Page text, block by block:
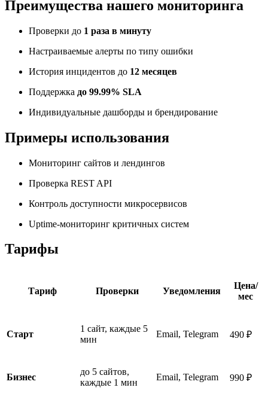
Преимущества нашего мониторинга
Проверки до 1 раза в минуту
Настраиваемые алерты по типу ошибки
История инцидентов до 12 месяцев
Поддержка до 99.99% SLA
Индивидуальные дашборды и брендирование
Примеры использования
Мониторинг сайтов и лендингов
Проверка REST API
Контроль доступности микросервисов
Uptime-мониторинг критичных систем
Тарифы
Тариф Проверки Уведомления
Цена/
мес
Старт
1 сайт, каждые 5
мин
Email, Telegram 490 ₽
Бизнес
до 5 сайтов,
каждые 1 мин
Email, Telegram 990 ₽